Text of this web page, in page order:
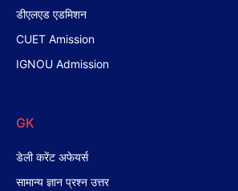
डीएलएड एडमिशन
CUET Amission
IGNOU Admission
GK
डेली करेंट अफेयर्स
सामान्य ज्ञान प्रश्न उत्तर